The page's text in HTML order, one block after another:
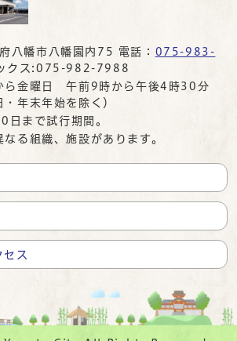
八幡市八幡園内75 電話： 075-983-
クス:075-982-7988
ら金曜日 午前9時から午後4時30分
・年末年始を除く）
まで試行期間。
る組織、施設があります。
セス